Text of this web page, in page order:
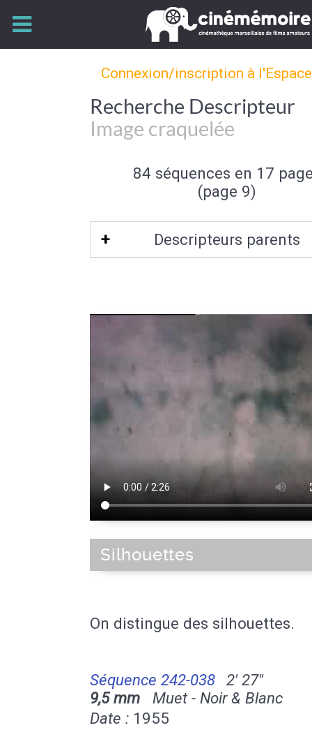
Connexion/inscription à
Recherche Descripteur
Image craquelée
84 séquences en 17
(page 9)
Descripteurs parents
Silhouettes
On distingue des silhouettes.
Séquence 242-038
2' 27''
9,5 mm Muet - Noir & Blanc
Date : 1955